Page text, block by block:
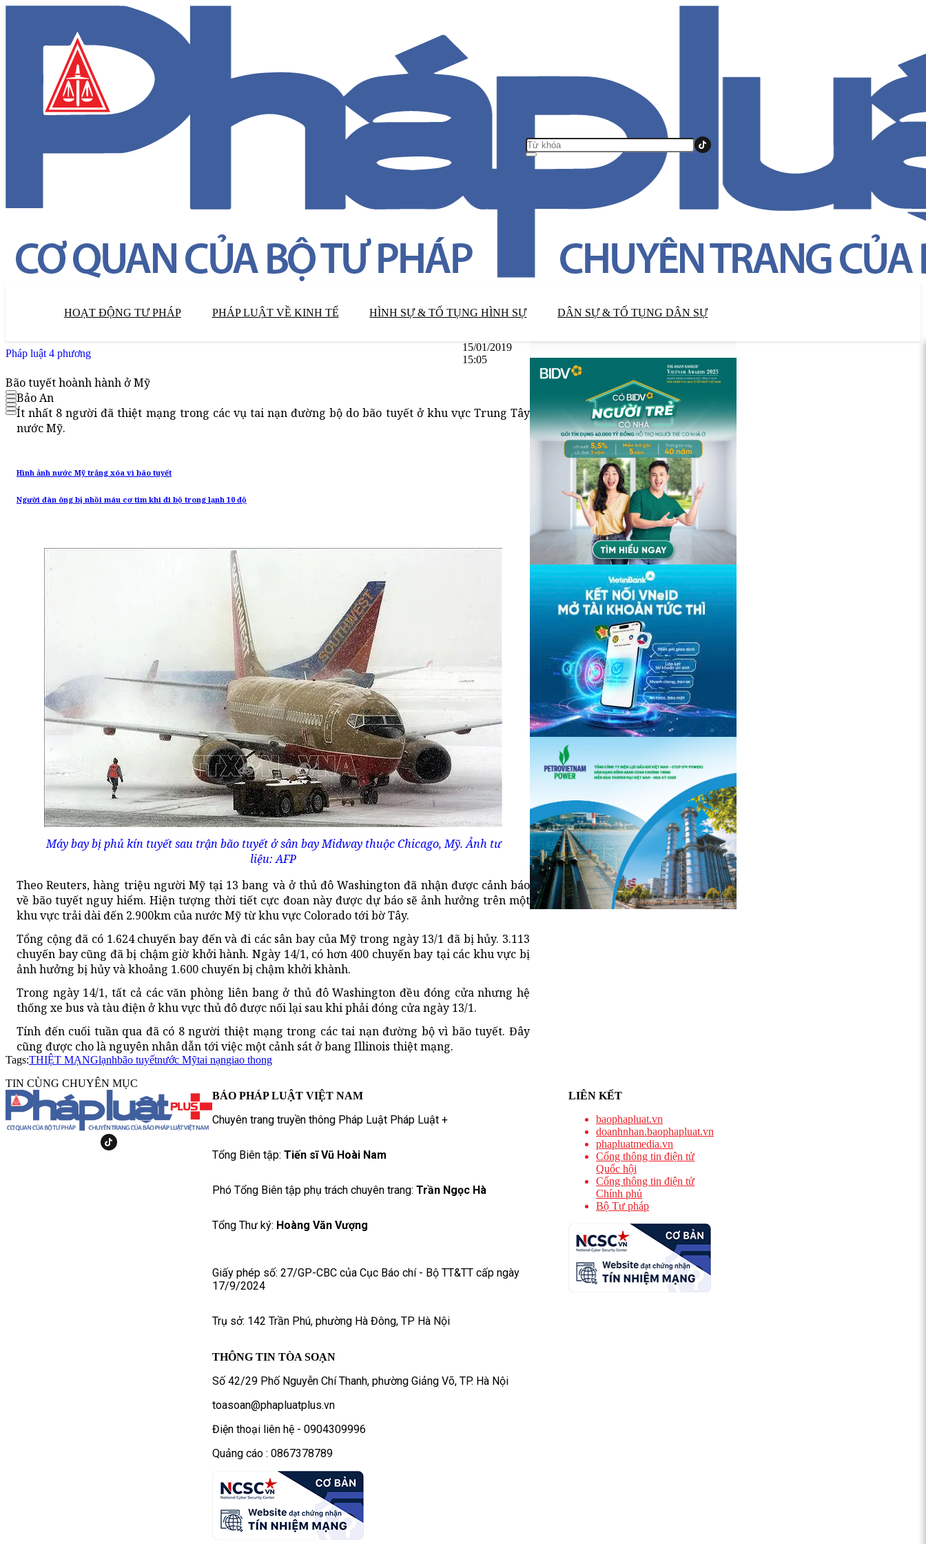
HOẠT ĐỘNG TƯ PHÁP PHÁP LUẬT VỀ KINH TẾ HÌNH SỰ & TỐ TỤNG HÌNH SỰ DÂN SỰ & TỐ TỤNG DÂN SỰ
Pháp luật 4 phương
15/01/2019
15:05
Bão tuyết hoành hành ở Mỹ
Bảo An
Ít nhất 8 người đã thiệt mạng trong các vụ tai nạn đường bộ do bão tuyết ở khu vực Trung Tây
nước Mỹ.
Hình ảnh nước Mỹ trắng xóa vì bão tuyết
Người đàn ông bị nhồi máu cơ tim khi đi bộ trong lạnh 10 độ
Máy bay bị phủ kín tuyết sau trận bão tuyết ở sân bay Midway thuộc Chicago, Mỹ. Ảnh tư
liệu: AFP
Theo Reuters, hàng triệu người Mỹ tại 13 bang và ở thủ đô Washington đã nhận được cảnh báo
về bão tuyết nguy hiểm. Hiện tượng thời tiết cực đoan này được dự báo sẽ ảnh hưởng trên một
khu vực trải dài đến 2.900km của nước Mỹ từ khu vực Colorado tới bờ Tây.
Tổng cộng đã có 1.624 chuyến bay đến và đi các sân bay của Mỹ trong ngày 13/1 đã bị hủy. 3.113
chuyến bay cũng đã bị chậm giờ khởi hành. Ngày 14/1, có hơn 400 chuyến bay tại các khu vực bị
ảnh hưởng bị hủy và khoảng 1.600 chuyến bị chậm khởi khành.
Trong ngày 14/1, tất cả các văn phòng liên bang ở thủ đô Washington đều đóng cửa nhưng hệ
thống xe bus và tàu điện ở khu vực thủ đô được nối lại sau khi phải đóng cửa ngày 13/1.
Tính đến cuối tuần qua đã có 8 người thiệt mạng trong các tai nạn đường bộ vì bão tuyết. Đây
cũng được cho là nguyên nhân dẫn tới việc một cảnh sát ở bang Illinois thiệt mạng.
Tags:THIỆT MẠNGlạnhbão tuyếtnước Mỹtai nạngiao thong
TIN CÙNG CHUYÊN MỤC
BÁO PHÁP LUẬT VIỆT NAM
Chuyên trang truyền thông Pháp Luật Pháp Luật +
Tổng Biên tập: Tiến sĩ Vũ Hoài Nam
Phó Tổng Biên tập phụ trách chuyên trang: Trần Ngọc Hà
Tổng Thư ký: Hoàng Văn Vượng
Giấy phép số: 27/GP-CBC của Cục Báo chí - Bộ TT&TT cấp ngày
17/9/2024
Trụ sở: 142 Trần Phú, phường Hà Đông, TP Hà Nội
THÔNG TIN TÒA SOẠN
Số 42/29 Phố Nguyễn Chí Thanh, phường Giảng Võ, TP. Hà Nội
toasoan@phapluatplus.vn
Điện thoại liên hệ - 0904309996
Quảng cáo : 0867378789
LIÊN KẾT
baophapluat.vn
doanhnhan.baophapluat.vn
phapluatmedia.vn
Cổng thông tin điện tử
Quốc hội
Cổng thông tin điện tử
Chính phủ
Bộ Tư pháp